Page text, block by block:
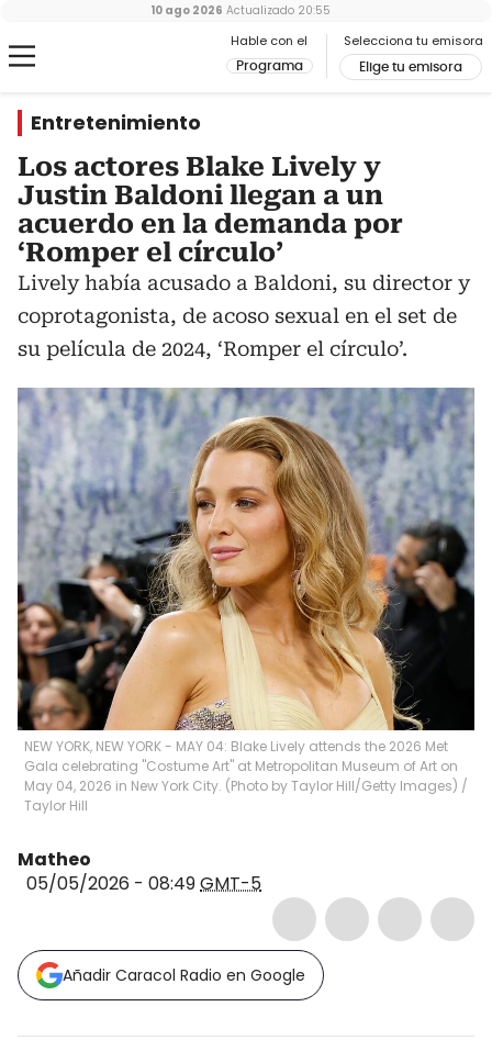
Hable con el
Programa
Selecciona tu emisora
Elige tu emisora
10 ago 2026 Actualizado 20:55
Entretenimiento
Los actores Blake Lively y
Justin Baldoni llegan a un
acuerdo en la demanda por
‘Romper el círculo’
Lively había acusado a Baldoni, su director y
coprotagonista, de acoso sexual en el set de
su película de 2024, ‘Romper el círculo’.
NEW YORK, NEW YORK - MAY 04: Blake Lively attends the 2026 Met
Gala celebrating "Costume Art" at Metropolitan Museum of Art on
May 04, 2026 in New York City. (Photo by Taylor Hill/Getty Images) /
Taylor Hill
Matheo
05/05/2026 - 08:49GMT-5
Añadir Caracol Radio en Google